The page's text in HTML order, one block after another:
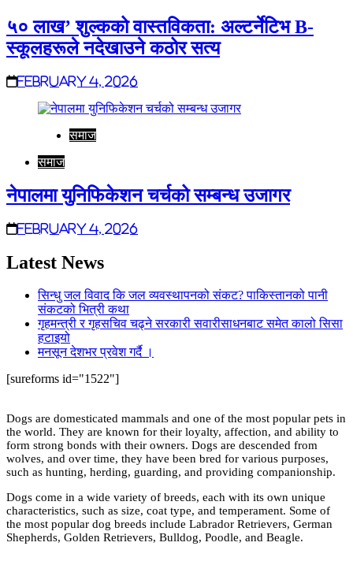
५० लाख’ शुल्कको वास्तविकता: अल्टर्नेटिभ B-
स्कूलहरूले नदेखाउने कठोर सत्य
February 4, 2026
समाज
समाज
नेपालमा युनिफिकेशन चर्चको सम्बन्ध उजागर
February 4, 2026
Latest News
सिन्धु जल विवाद कि जल व्यवस्थापनको संकट? पाकिस्तानको पानी
संकटको भित्री कथा
गृहमन्त्री र गृहसचिव चढ्ने सरकारी सवारीसाधनबाट समेत कालो सिसा
हटाइयो
मनसून देशभर प्रवेश गर्दै ।
[sureforms id="1522"]
Dogs are domesticated mammals and one of the most popular pets in
the world. They are known for their loyalty, affection, and ability to
form strong bonds with their owners. Dogs are descended from
wolves, and over time, they have been bred for various purposes,
such as hunting, herding, guarding, and providing companionship.
Dogs come in a wide variety of breeds, each with its own unique
characteristics, such as size, coat type, and temperament. Some of
the most popular dog breeds include Labrador Retrievers, German
Shepherds, Golden Retrievers, Bulldog, Poodle, and Beagle.